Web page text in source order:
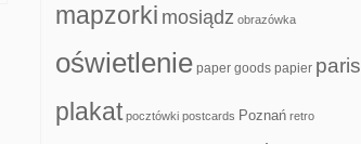
mapzorki mosiądz obrazówka
oświetlenie paper goods papier paris
plakat pocztówki postcards Poznań retro